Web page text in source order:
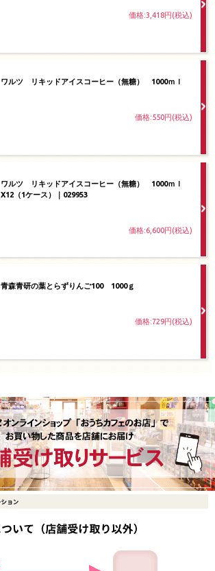
価格:3,418円(税込)
ワルツ リキッドアイスコーヒー（無糖） 1000ｍｌ
価格:550円(税込)
ワルツ リキッドアイスコーヒー（無糖） 1000ｍｌ
X12（1ケース）｜029953
価格:6,600円(税込)
青森青研の葉とらずりんご100 1000ｇ
価格:729円(税込)